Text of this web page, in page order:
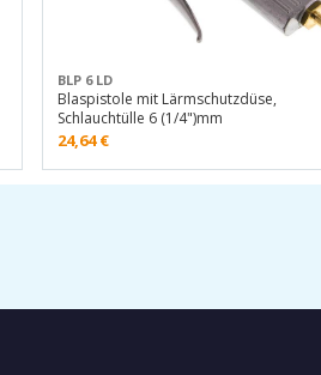
BLP 6 LD
Blaspistole mit Lärmschutzdüse,
Schlauchtülle 6 (1/4")mm
24,64€